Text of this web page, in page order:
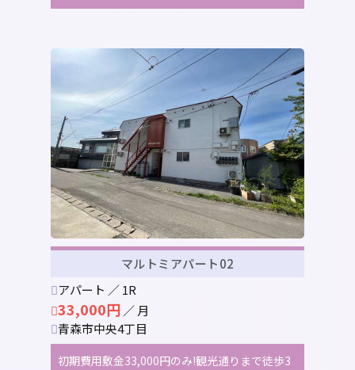
マルトミアパート02
アパート ／ 1R
33,000円 ／ 月
青森市中央4丁目
初期費用敷金33,000円のみ!観光通りまで徒歩3